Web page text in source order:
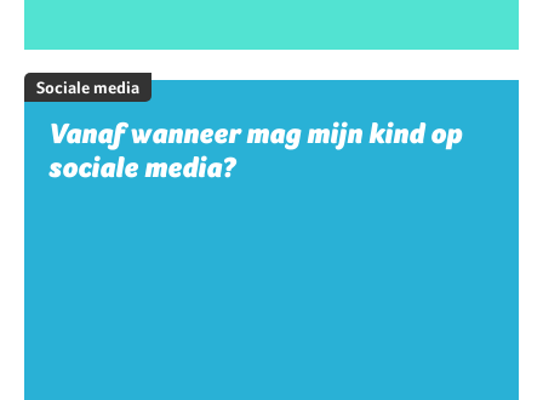
Sociale media
Vanaf wanneer mag mijn kind op
sociale media?